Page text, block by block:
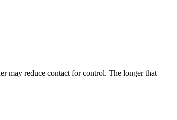
may reduce contact for control. The longer that